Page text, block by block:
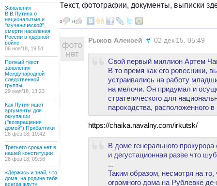
Заявления
В.В.Путина о
национализме и
"мученической"
смерти населения
России в ядерной
войне.
06 ноя’18, 19:51
Полный текст
заявления
Международной
следственной
группы
29 мая’18, 13:23
Как Путин ищет
аргументы для
оккупации
("возвращения
домой") Прибалтики
28 фев’18, 10:42
Третьего срока нет в
нашей конституции
28 фев’18, 09:58
«Держись и знай, что
дома, на родине тебя
всегда ждут»
Текст, фотографии, документы, выписки
0 0
Рыжов Алексей # 02 дек’15, 05:49
Свой первый миллион Артем
В то время как его ровесники,
устраивались на работу
на мелочи. Он придумал и
стратегического для
пароходства, расположенного
https://chaika.navalny.com/irkutsk/
В доме генерального
и дегустационная разве что
...
Таким образом, несмотря на
огромного дома на Рублевке